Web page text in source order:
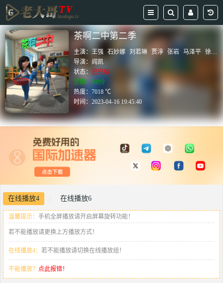
茶啊二中第二季
主演：王强 石妙娜 刘若琳 贾淳 张岩 马泽平 徐小明
导演： 阎凯
状态： 已完结
豆瓣：0.0分
热度：7018 ℃
时间：2023-04-16 19:45:40
在线播放4 在线播放6
温馨提示： 手机全屏播放请开启屏幕旋转功能！
若不能播放请更换上方播放方式！
在线播放4： 若不能播放请切换在线播放组！
不能播放？ 点此报错！